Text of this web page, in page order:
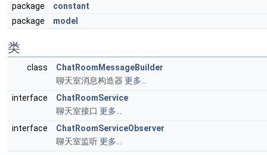
package
constant
package
model
类
class
ChatRoomMessageBuilder
聊天室消息构造器 更多...
interface
ChatRoomService
聊天室接口 更多...
interface
ChatRoomServiceObserver
聊天室监听更多...